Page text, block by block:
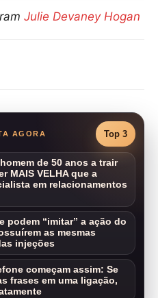
Julie Devaney Hogan
AGORA Top 3
de 50 anos a trair
MAIS VELHA que a
em relacionamentos
podem “imitar” a ação do
as mesmas
injeções
começam assim: Se
frases em uma ligação,